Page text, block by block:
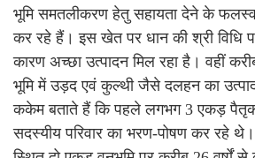
भूमि समतलीकरण हेतु सहायता देने के
कर रहे हैं। इस खेत पर धान की श्री विधि
कारण अच्छा उत्पादन मिल रहा है। वहीं
भूमि में उड़द एवं कुल्थी जैसे दलहन का
ककेम बताते हैं कि पहले लगभग 3 एकड़ पैतृक
सदस्यीय परिवार का भरण-पोषण कर रहे